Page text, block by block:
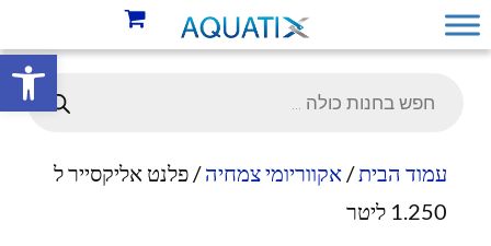
פתח
עמוד הבית/אקווריומי צמחיה/ פלנט אליקסייר ל
1.250 ליטר